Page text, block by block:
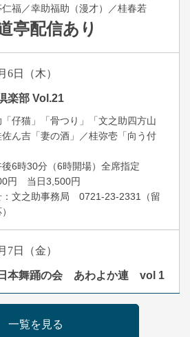
仁福／幸助福助（漫才）／桂春若
亭配信あり
6日（木）
楽部 Vol.21
仔猫」「骨つり」「文之助四方山
ん吉「妻の酒」／桂弥壱「向う付
後6時30分（6時開場）全席指定
円 当日3,500円
：文之助事務局 0721-23-2331（留
7日（金）
本舞踊の会 あわよか連 vol 1
前10時（9時30分開場）
一覧を見る